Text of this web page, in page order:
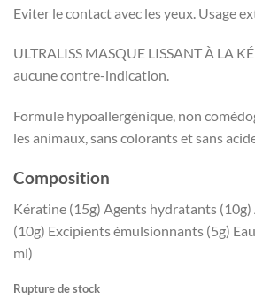
Eviter le contact avec les yeux. Usage
ULTRALISS MASQUE LISSANT À LA
aucune contre-indication.
Formule hypoallergénique, non
les animaux, sans colorants et sans
Composition
Kératine (15g) Agents hydratants
(10g) Excipients émulsionnants (5g)
ml)
Rupture de stock